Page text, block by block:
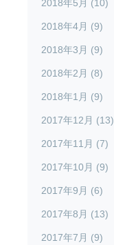
2018年5月 (10)
2018年4月 (9)
2018年3月 (9)
2018年2月 (8)
2018年1月 (9)
2017年12月 (13)
2017年11月 (7)
2017年10月 (9)
2017年9月 (6)
2017年8月 (13)
2017年7月 (9)